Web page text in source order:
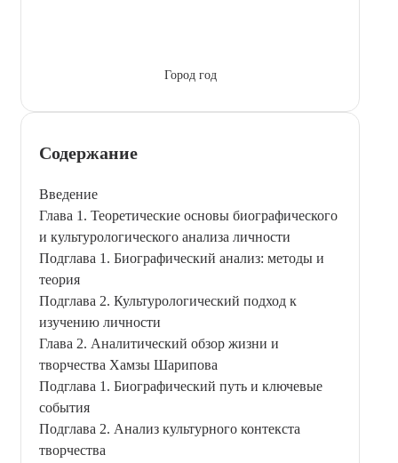
Город год
Содержание
Введение
Глава 1. Теоретические основы биографического
и культурологического анализа личности
Подглава 1. Биографический анализ: методы и
теория
Подглава 2. Культурологический подход к
изучению личности
Глава 2. Аналитический обзор жизни и
творчества Хамзы Шарипова
Подглава 1. Биографический путь и ключевые
события
Подглава 2. Анализ культурного контекста
творчества